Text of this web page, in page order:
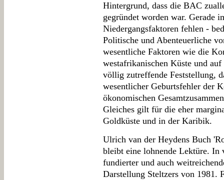
Hintergrund, dass die BAC
gegründet worden war. Gerade
Niedergangsfaktoren fehlen -
Politische und Abenteuerliche
wesentliche Faktoren wie die
westafrikanischen Küste und
völlig zutreffende Feststellung,
wesentlicher Geburtsfehler der
ökonomischen
Gleiches gilt für die eher
Goldküste und in der Karibik.
Ulrich van der Heydens Buch
bleibt eine lohnende Lektüre. In
fundierter und auch
Darstellung Steltzers von 1981.